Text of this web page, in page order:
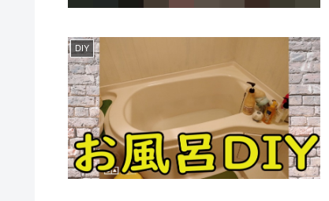
DIY